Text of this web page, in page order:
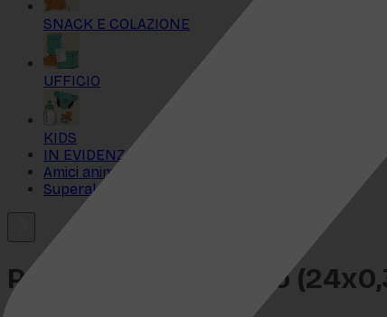
SNACK E COLAZIONE
UFFICIO
KIDS
IN EVIDENZA
Amici animali
Superalcolici
Pepsi Zero Zucchero